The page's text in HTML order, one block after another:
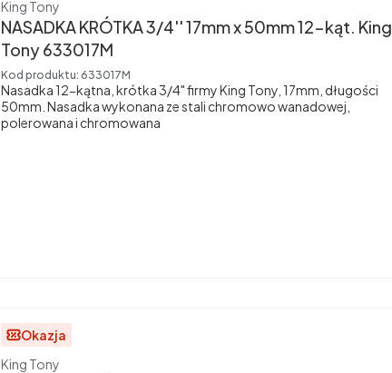
Producent
King Tony
NASADKA KRÓTKA 3/4'' 17mm x 50mm 12-kąt. King
Tony 633017M
Kod produktu: 633017M
Nasadka 12-kątna, krótka 3/4" firmy King Tony, 17mm, długości
50mm. Nasadka wykonana ze stali chromowo wanadowej,
polerowana i chromowana
Okazja
Producent
King Tony